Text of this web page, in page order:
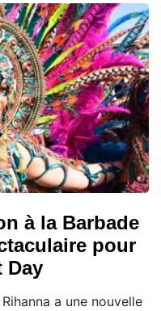
à la Barbade
pour
Day
a une nouvelle